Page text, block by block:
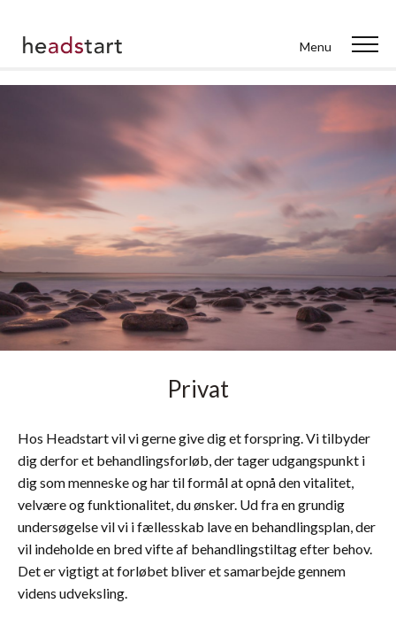
Menu
Privat
Hos Headstart vil vi gerne give dig et forspring. Vi tilbyder
dig derfor et behandlingsforløb, der tager udgangspunkt i
dig som menneske og har til formål at opnå den vitalitet,
velvære og funktionalitet, du ønsker. Ud fra en grundig
undersøgelse vil vi i fællesskab lave en behandlingsplan, der
vil indeholde en bred vifte af behandlingstiltag efter behov.
Det er vigtigt at forløbet bliver et samarbejde gennem
videns udveksling.